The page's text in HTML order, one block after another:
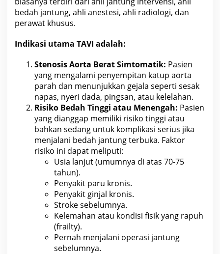
bedah jantung, ahli anestesi, ahli radiologi, dan
perawat khusus.
Indikasi utama TAVI adalah:
Stenosis Aorta Berat Simtomatik: Pasien
yang mengalami penyempitan katup aorta
parah dan menunjukkan gejala seperti sesak
napas, nyeri dada, pingsan, atau kelelahan.
Risiko Bedah Tinggi atau Menengah: Pasien
yang dianggap memiliki risiko tinggi atau
bahkan sedang untuk komplikasi serius jika
menjalani bedah jantung terbuka. Faktor
risiko ini dapat meliputi:
Usia lanjut (umumnya di atas 70-75
tahun).
Penyakit paru kronis.
Penyakit ginjal kronis.
Stroke sebelumnya.
Kelemahan atau kondisi fisik yang rapuh
(frailty).
Pernah menjalani operasi jantung
sebelumnya.